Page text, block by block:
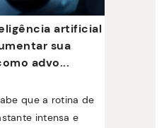
artificial
sua
advo...
que a rotina de
intensa e